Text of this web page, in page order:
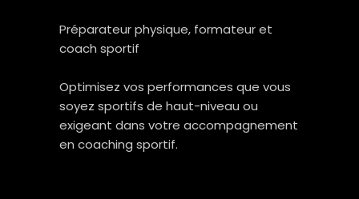
Préparateur physique, formateur et
coach sportif
Optimisez vos performances que vous
soyez sportifs de haut-niveau ou
exigeant dans votre accompagnement
en coaching sportif.